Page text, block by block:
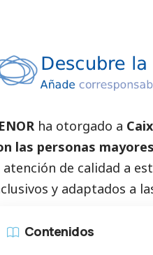
ha otorgado a
las personas
atención de calidad a
y adaptados a
Contenidos